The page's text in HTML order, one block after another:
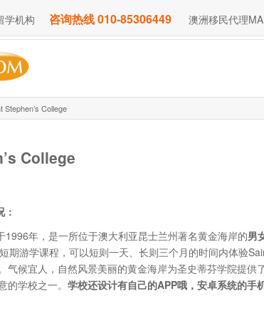
学机构 咨询热线 010-85306449 澳洲移民代理
Stephen’s College
College
：
年，是一所位于澳大利亚昆士兰州著名黄金海岸的男
期游学课程，可以短则一天、长则三个月的时间内体验
气候宜人，自然风景美丽的黄金海岸为圣史蒂芬学院提供
学校之一。 学校还设计有自己的APP哦，安卓系统的手